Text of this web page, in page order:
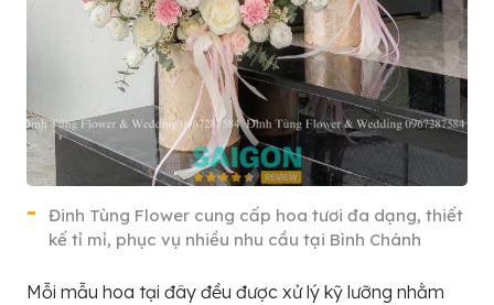
Đinh Tùng Flower cung cấp hoa tươi đa dạng, thiết
kế tỉ mỉ, phục vụ nhiều nhu cầu tại Bình Chánh
Mỗi mẫu hoa tại đây đều được xử lý kỹ lưỡng nhằm